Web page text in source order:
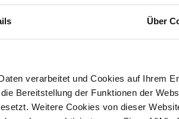
Über
verarbeitet und Cookies auf Ihrem
Bereitstellung der Funktionen der
Weitere Cookies von dieser
Verlegung - zu verkleben mit
werden auch in anderen
Beständigkeit und